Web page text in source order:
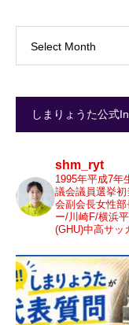
Select Month
しまりょうた公式
shm_ryt
1995年平成7年
議会議員選挙
会副会長女性
ー/川崎F/横浜
(GHU)中高サッ